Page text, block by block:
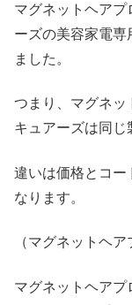
マグネットヘアプ
ーズの美容家電専
ました。
つまり、マグネッ
キュアーズは同じ
違いは価格とコー
なります。
（マグネットヘ
マグネットヘアプ